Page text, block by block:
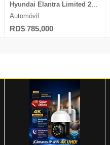
Hyundai Elantra Limited 2017
Automóvil
RD$ 785,000
Salones de Belleza
Celulares y Tabletas
Ventas Diversas